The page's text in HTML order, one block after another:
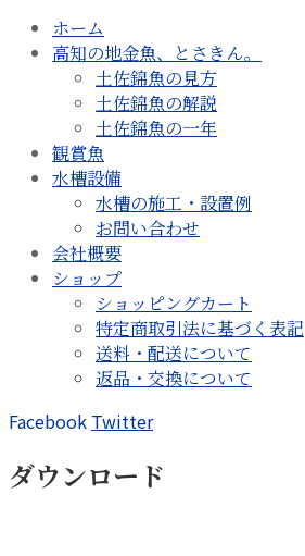
ホーム
高知の地金魚、とさきん。
土佐錦魚の見方
土佐錦魚の解説
土佐錦魚の一年
観賞魚
水槽設備
水槽の施工・設置例
お問い合わせ
会社概要
ショップ
ショッピングカート
特定商取引法に基づく表記
送料・配送について
返品・交換について
Facebook Twitter
ダウンロード